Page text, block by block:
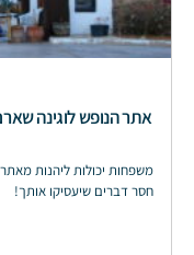
אתר הנופש לוגינה
משפחות יכולות ליהנות
חסר דברים שיעסיקו אותך!